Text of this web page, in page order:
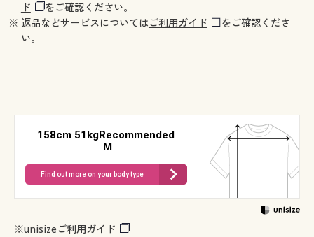
ド
をご確認ください。
※ 返品などサービスについてはご利用ガイド
をご確認くださ
い。
158cm 51kgRecommended
M
Find out more on your body type
※unisizeご利用ガイド